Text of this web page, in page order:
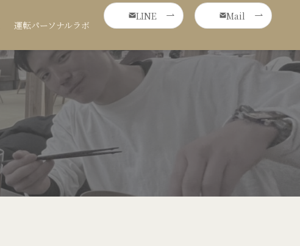
運転パーソナルラボ
LINE Mail